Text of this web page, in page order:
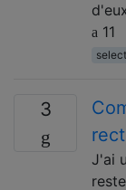
11
3
J'ai